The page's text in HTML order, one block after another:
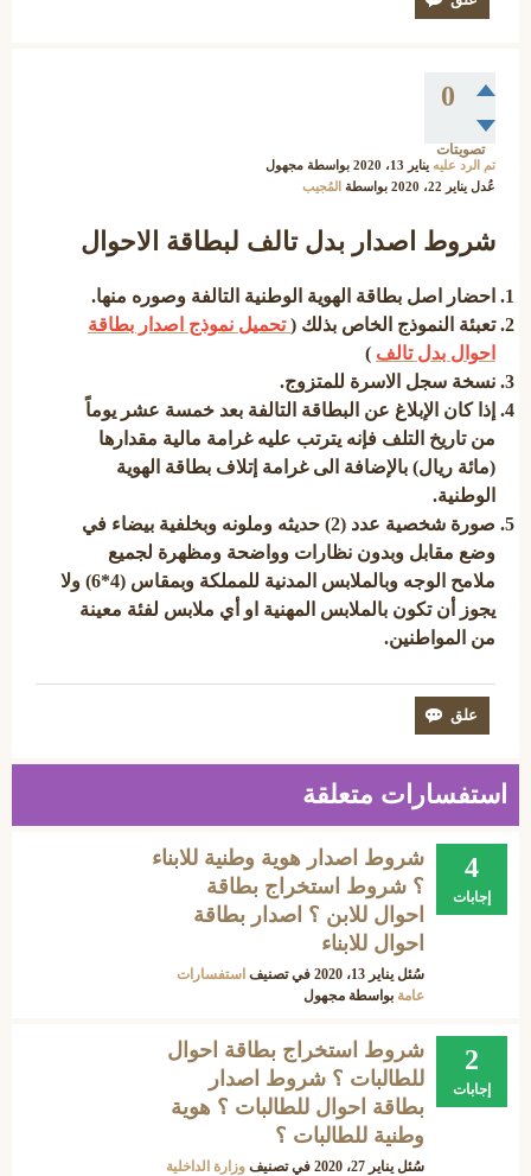
0
تصويتات
تم الرد عليه يناير 13، 2020 بواسطة مجهول
عُدل يناير 22، 2020 بواسطة المُجيب
شروط اصدار بدل تالف لبطاقة الاحوال
احضار اصل بطاقة الهوية الوطنية التالفة وصوره منها.
تعبئة النموذج الخاص بذلك (تحميل نموذج اصدار بطاقة
احوال بدل تالف )
نسخة سجل الاسرة للمتزوج.
إذا كان الإبلاغ عن البطاقة التالفة بعد خمسة عشر يوماً
من تاريخ التلف فإنه يترتب عليه غرامة مالية مقدارها
(مائة ريال) بالإضافة الى غرامة إتلاف بطاقة الهوية
الوطنية.
صورة شخصية عدد (2) حديثه وملونه وبخلفية بيضاء في
وضع مقابل وبدون نظارات وواضحة ومظهرة لجميع
ملامح الوجه وبالملابس المدنية للمملكة وبمقاس (4*6) ولا
يجوز أن تكون بالملابس المهنية او أي ملابس لفئة معينة
من المواطنين.
استفسارات متعلقة
4
إجابات
شروط اصدار هوية وطنية للابناء
؟ شروط استخراج بطاقة
احوال للابن ؟ اصدار بطاقة
احوال للابناء
سُئل يناير 13، 2020 في تصنيف استفسارات
عامة بواسطة مجهول
2
إجابات
شروط استخراج بطاقة احوال
للطالبات ؟ شروط اصدار
بطاقة احوال للطالبات ؟ هوية
وطنية للطالبات ؟
سُئل يناير 27، 2020 في تصنيف وزارة الداخلية